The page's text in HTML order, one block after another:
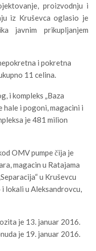
proizvodnju i
iz Kruševca oglasio je
javnim prikupljanjem
i pokretna
11 celina.
i kompleks „Baza
hale i pogoni, magacini i
je 481 milion
OMV pumpe čija je
magacin u Ratajama
u Kruševcu
lokali u Aleksandrovcu,
je 13. januar 2016.
je 19. januar 2016.